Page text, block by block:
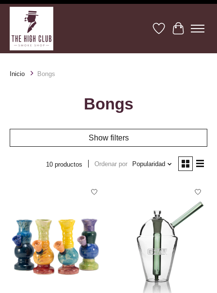
Lista de deseos
Cesta
Inicio Bongs
Bongs
Show filters
10 productos Ordenar por Popularidad